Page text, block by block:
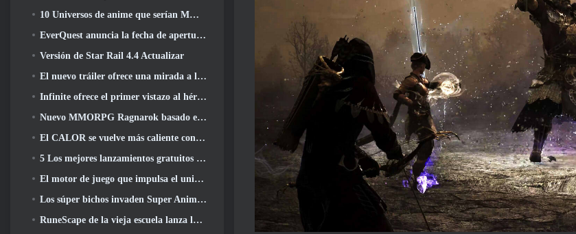
10 Universos de anime que serían MMO increíbles
EverQuest anuncia la fecha de apertura del segundo 2026 Servidor de expansión con bloqueo de tiempo
Versión de Star Rail 4.4 Actualizar
El nuevo tráiler ofrece una mirada a la jugabilidad en Silver Palace
Infinite ofrece el primer vistazo al héroe con forma de sirena que llegará en SS13: Recuperación de la vista
Nuevo MMORPG Ragnarok basado en navegador, Se anuncia el universo Ragnarok
El CALOR se vuelve más caliente con el lanzamiento de un nuevo mapa del desierto
5 Los mejores lanzamientos gratuitos para jugar desde 2025, ¿Todavía vale la pena jugar? 2026?
El motor de juego que impulsa el universo de un solo fragmento de Eve Online ahora es de código abierto
Los súper bichos invaden Super Animal Royale en la actualización 'Super Natural'
RuneScape de la vieja escuela lanza la misión Gran Maestro 'The Blood Moon Rises', Poniendo fin a una línea de búsqueda de 20 años